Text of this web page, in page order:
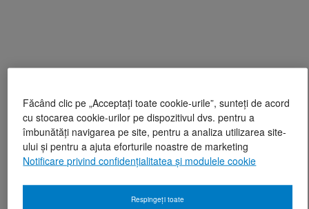
Făcând clic pe „Acceptați toate cookie-urile”, sunteți de acord
cu stocarea cookie-urilor pe dispozitivul dvs. pentru a
îmbunătăți navigarea pe site, pentru a analiza utilizarea site-
ului și pentru a ajuta eforturile noastre de marketing
Notificare privind confidențialitatea și modulele cookie
Respingeți toate